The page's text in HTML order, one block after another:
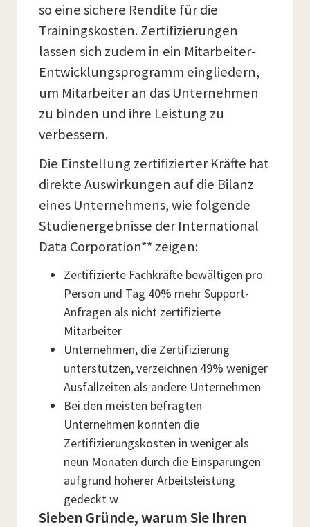
so eine sichere Rendite für die
Trainingskosten. Zertifizierungen
lassen sich zudem in ein Mitarbeiter-
Entwicklungsprogramm eingliedern,
um Mitarbeiter an das Unternehmen
zu binden und ihre Leistung zu
verbessern.
Die Einstellung zertifizierter Kräfte hat
direkte Auswirkungen auf die Bilanz
eines Unternehmens, wie folgende
Studienergebnisse der International
Data Corporation** zeigen:
Zertifizierte Fachkräfte bewältigen pro
Person und Tag 40% mehr Support-
Anfragen als nicht zertifizierte
Mitarbeiter
Unternehmen, die Zertifizierung
unterstützen, verzeichnen 49% weniger
Ausfallzeiten als andere Unternehmen
Bei den meisten befragten
Unternehmen konnten die
Zertifizierungskosten in weniger als
neun Monaten durch die Einsparungen
aufgrund höherer Arbeitsleistung
gedeckt w
Sieben Gründe, warum Sie Ihren